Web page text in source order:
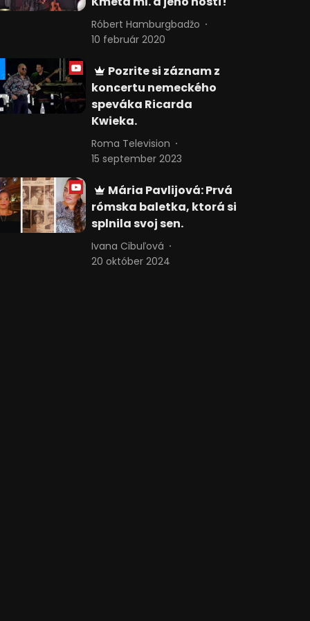
Róbert Hamburgbadžo
10 február 2020
Pozrite si záznam z
koncertu nemeckého
speváka Ricarda
Kwieka.
Roma Television
15 september 2023
Mária Pavlijová: Prvá
rómska baletka, ktorá si
splnila svoj sen.
Ivana Cibuľová
20 október 2024